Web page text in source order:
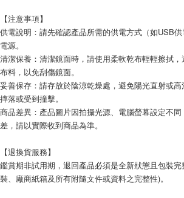
【注意事項】
供電說明：請先確認產品所需的供電方式（如USB
電源。
清潔保養：清潔鏡面時，請使用柔軟乾布輕輕擦拭
布料，以免刮傷鏡面。
妥善保存：請存放於陰涼乾燥處，避免陽光直射或
摔落或受到撞擊。
商品差異：產品圖片因拍攝光源、電腦螢幕設定不
差，請以實際收到商品為準。
【退換貨服務】
鑑賞期非試用期，退回產品必須是全新狀態且包裝
裝、廠商紙箱及所有附隨文件或資料之完整性)。